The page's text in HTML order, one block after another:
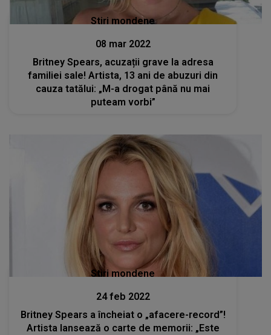
Stiri mondene
08 mar 2022
Britney Spears, acuzații grave la adresa
familiei sale! Artista, 13 ani de abuzuri din
cauza tatălui: „M-a drogat până nu mai
puteam vorbi”
Stiri mondene
24 feb 2022
Britney Spears a încheiat o „afacere-record”!
Artista lansează o carte de memorii: „Este